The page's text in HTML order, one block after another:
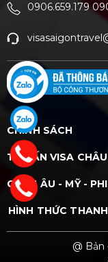
0906.659.179
CHÍNH SÁCH
TƯ VẤN VISA
CHÂU ÂU - MỸ - PHI
HÌNH THỨC
@ Bản